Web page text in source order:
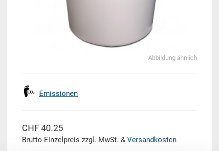
Abbildung ähnlich
Emissionen
CHF 40.25
Brutto Einzelpreis zzgl. MwSt. & Versandkosten